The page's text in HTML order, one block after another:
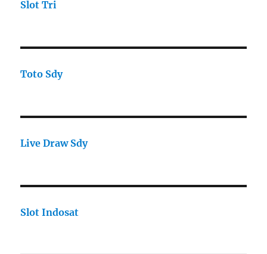
Slot Tri
Toto Sdy
Live Draw Sdy
Slot Indosat